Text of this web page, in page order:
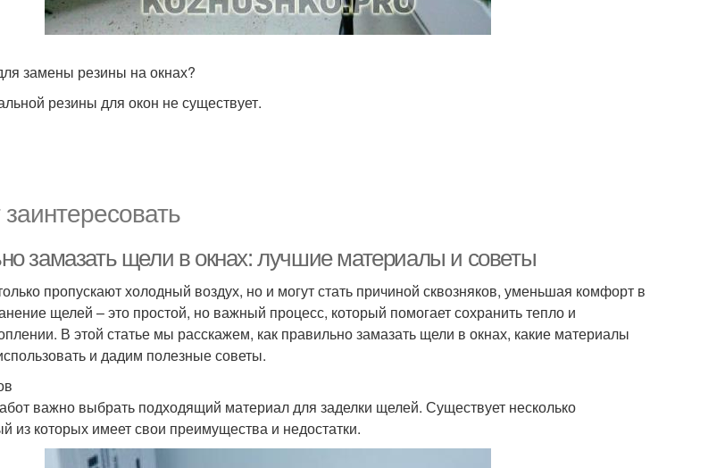
замены резины на окнах?
резины для окон не существует.
замазать щели в окнах: лучшие материалы и советы
пропускают холодный воздух, но и могут стать причиной сквозняков, уменьшая комфорт в
щелей – это простой, но важный процесс, который помогает сохранить тепло и
В этой статье мы расскажем, как правильно замазать щели в окнах, какие материалы
и дадим полезные советы.
важно выбрать подходящий материал для заделки щелей. Существует несколько
из которых имеет свои преимущества и недостатки.